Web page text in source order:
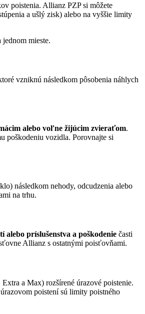
poistenia. Allianz PZP si môžete
a ušlý zisk) alebo na vyššie limity
mieste.
vzniknú následkom pôsobenia náhlych
alebo voľne žijúcim zvieraťom.
poškodeniu vozidla. Porovnajte si
následkom nehody, odcudzenia alebo
na trhu.
alebo príslušenstva a poškodenie časti
Allianz s ostatnými poisťovňami.
a Max) rozšírené úrazové poistenie.
poistení sú limity poistného